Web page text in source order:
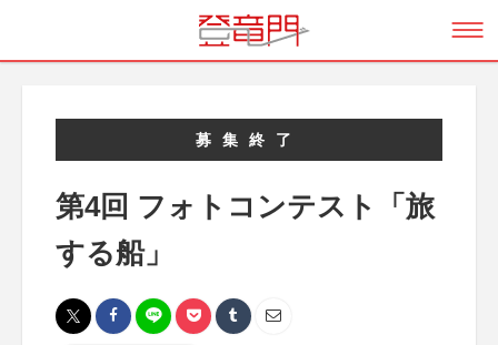
募集終了
第4回 フォトコンテスト「旅
する船」